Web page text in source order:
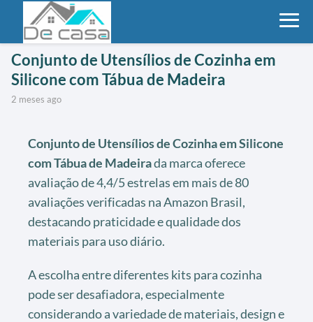
Conjunto de Utensílios de Cozinha em
Silicone com Tábua de Madeira
2 meses ago
Conjunto de Utensílios de Cozinha em Silicone
com Tábua de Madeirada marca oferece
avaliação de 4,4/5 estrelas em mais de 80
avaliações verificadas na Amazon Brasil,
destacando praticidade e qualidade dos
materiais para uso diário.
A escolha entre diferentes kits para cozinha
pode ser desafiadora, especialmente
considerando a variedade de materiais, design e